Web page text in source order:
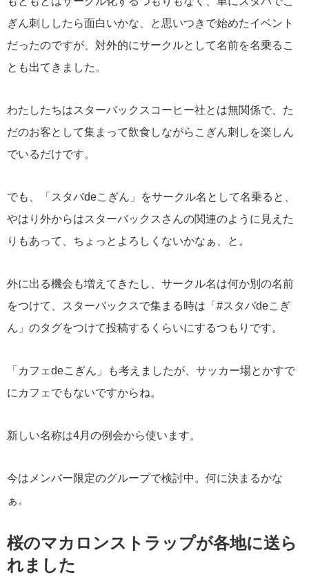
ぎん刺ししたら面白いかな、と思いつきで始めたイベント
だったのですが、対外的にサークルとして名前を名乗るこ
とも出てきました。
わたしたちはスターバックスコーヒー社とは無関係で、た
だのお客として集まって飲食しながらこぎん刺しを楽しん
でいるだけです。
でも、「スタバdeこぎん」をサークル名として名乗ると、
やはり外からはスターバックスさんの関連のように見えた
りもあって、ちょっとよろしくないかなぁ、と。
外に出る機会も増えてきたし、サークル名は何か別の名前
をつけて、スターバックスで集まる時は「#スタバdeこぎ
ん」のタグをつけて投稿するくらいにするつもりです。
「カフェdeこぎん」も考えましたが、サッカー場とかすで
にカフェでもないですからね。
新しい名称は4月の例会から使います。
今はメンバー限定のグループで検討中。何に決まるかな
ぁ。
桜のマカロンストラップが各地に送ら
れました